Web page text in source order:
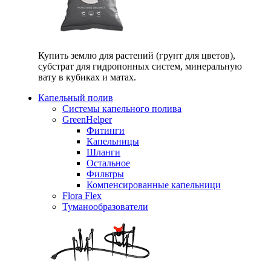
Купить землю для растений (грунт для цветов),
субстрат для гидропонных систем, минеральную
вату в кубиках и матах.
Капельный полив
Системы капельного полива
GreenHelper
Фитинги
Капельницы
Шланги
Остальное
Фильтры
Компенсированные капельници
Flora Flex
Туманообразователи